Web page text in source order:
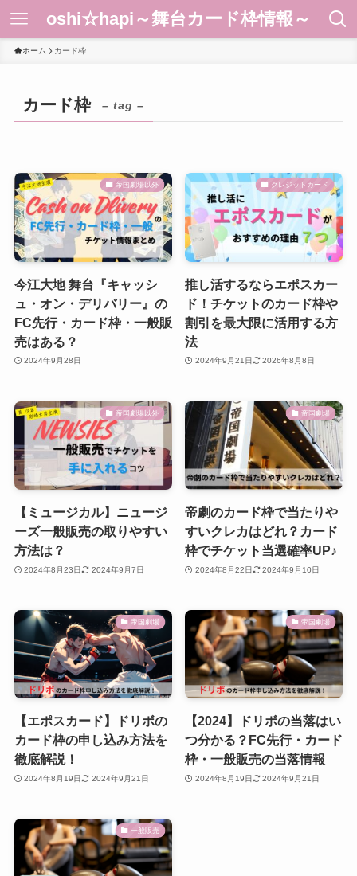
oshi☆hapi～舞台カード枠情報～
ホーム カード枠
カード枠 – tag –
帝国劇場以外
今江大地 舞台『キャッシ
ュ・オン・デリバリー』の
FC先行・カード枠・一般販
売はある？
2024年9月28日
クレジットカード
推し活するならエポスカー
ド！チケットのカード枠や
割引を最大限に活用する方
法
2024年9月21日 2026年8月8日
帝国劇場以外
【ミュージカル】ニュージ
ーズ一般販売の取りやすい
方法は？
2024年8月23日 2024年9月7日
帝国劇場
帝劇のカード枠で当たりや
すいクレカはどれ？カード
枠でチケット当選確率UP♪
2024年8月22日 2024年9月10日
帝国劇場
【エポスカード】ドリボの
カード枠の申し込み方法を
徹底解説！
2024年8月19日 2024年9月21日
帝国劇場
【2024】ドリボの当落はい
つ分かる？FC先行・カード
枠・一般販売の当落情報
2024年8月19日 2024年9月21日
一般販売